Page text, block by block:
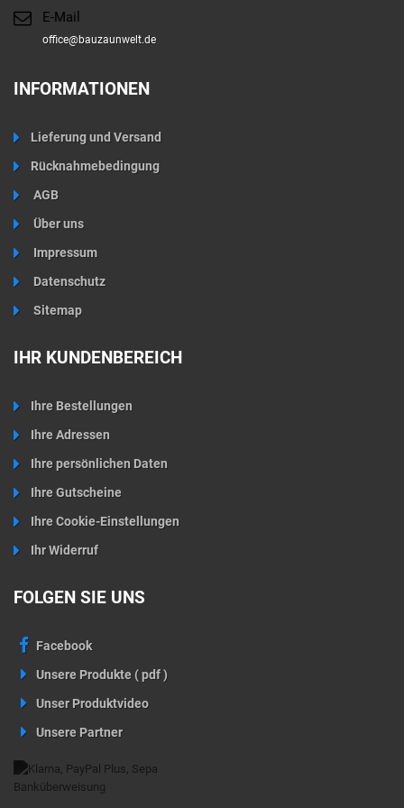
E-Mail
office@bauzaunwelt.de
INFORMATIONEN
Lieferung und Versand
Rücknahmebedingung
AGB
Über uns
Impressum
Datenschutz
Sitemap
IHR KUNDENBEREICH
Ihre Bestellungen
Ihre Adressen
Ihre persönlichen Daten
Ihre Gutscheine
Ihre Cookie-Einstellungen
Ihr Widerruf
FOLGEN SIE UNS
Facebook
Unsere Produkte ( pdf )
Unser Produktvideo
Unsere Partner